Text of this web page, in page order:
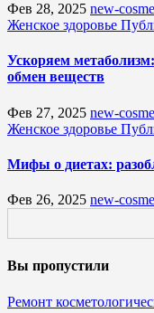
Фев 28, 2025 new-
Женское здоровье
Ускоряем
обмен веществ
Фев 27, 2025 new-
Женское здоровье
Мифы о диетах:
Фев 26, 2025 new-
Вы пропустили
Ремонт